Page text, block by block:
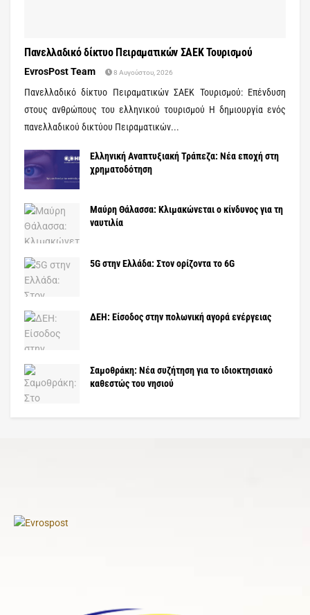
Πανελλαδικό δίκτυο Πειραματικών ΣΑΕΚ Τουρισμού
EvrosPost Team 8 Αυγούστου, 2026
Πανελλαδικό δίκτυο Πειραματικών ΣΑΕΚ Τουρισμού: Επένδυση
στους ανθρώπους του ελληνικού τουρισμού Η δημιουργία ενός
πανελλαδικού δικτύου Πειραματικών...
Ελληνική Αναπτυξιακή Τράπεζα: Νέα εποχή στη
χρηματοδότηση
Μαύρη Θάλασσα: Κλιμακώνεται ο κίνδυνος για τη
ναυτιλία
5G στην Ελλάδα: Στον ορίζοντα το 6G
ΔΕΗ: Είσοδος στην πολωνική αγορά ενέργειας
Σαμοθράκη: Νέα συζήτηση για το ιδιοκτησιακό
καθεστώς του νησιού